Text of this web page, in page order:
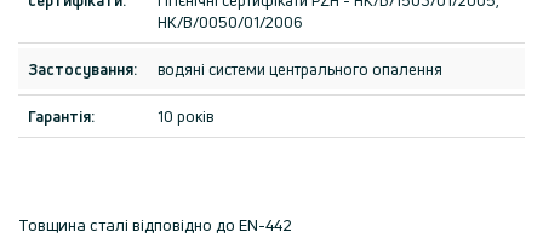
HK/B/0050/01/2006
Застосування: водяні системи центрального опалення
Гарантія: 10 років
Товщина сталі відповідно до EN-442